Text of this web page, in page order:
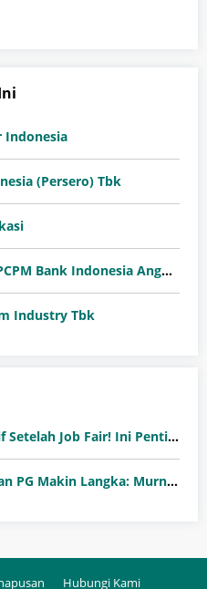
Indonesia
(Persero) Tbk
Seleksi Penerimaan PCPM Bank Indonesia Angkatan 41
Industry Tbk
[HR Tips] Jangan Pasif Setelah Job Fair! Ini Pentingnya Follow-Up Setelah Job Fair
[HR Insider] Lowongan PG Makin Langka: Murni Seleksi atau Jalur Orang Dalam?
Hubungi Kami